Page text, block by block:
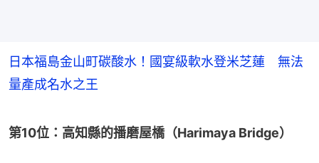
日本福島金山町碳酸水！國宴級軟水登米芝蓮 無法
量產成名水之王
第10位：高知縣的播磨屋橋（Harimaya Bridge）